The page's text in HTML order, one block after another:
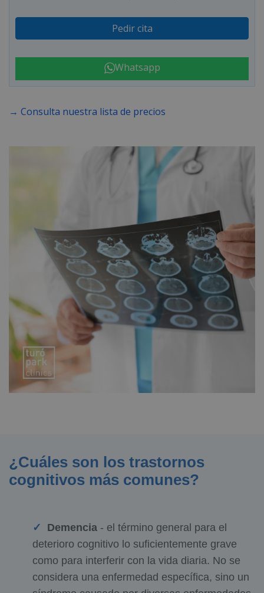
Pedir cita
Whatsapp
→ Consulta nuestra lista de precios
¿Cuáles son los trastornos
cognitivos más comunes?
Demencia - el término general para el
deterioro cognitivo lo suficientemente grave
como para interferir con la vida diaria. No se
considera una enfermedad específica, sino un